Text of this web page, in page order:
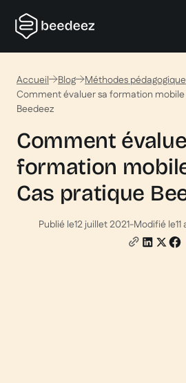
Accueil Blog
Méthodes pédagogique
Comment évaluer sa formation
Beedeez
Comment
formation
Cas pratique
Publié le12 juillet 2021-Modifié le